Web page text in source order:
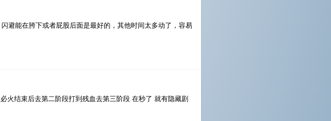
避能在胯下或者屁股后面是最好的，其他时间太多动了，容易
火结束后去第二阶段打到残血去第三阶段 在秒了 就有隐藏剧